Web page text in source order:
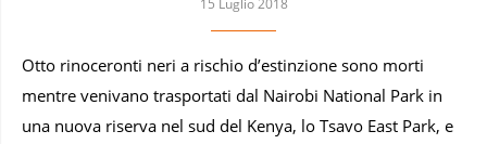
Otto rinoceronti neri a rischio d’estinzione sono morti
mentre venivano trasportati dal Nairobi National Park in
una nuova riserva nel sud del Kenya, lo Tsavo East Park, e